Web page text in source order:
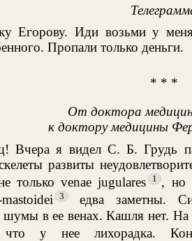
Егорову. Иди возьми у
Пропали только деньги.
* * *
От доктора
к доктору медицины
Вчера я видел С. Б. Грудь
развиты
только venae jugulares
1 , но
3 едва заметны.
шумы в ее венах. Кашля нет. На
что у нее лихорадка.